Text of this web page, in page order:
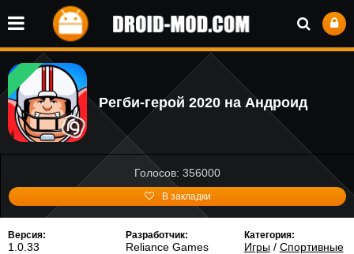
Регби-герой 2020 на Андроид
Голосов: 356000
В закладки
Версия:
1.0.33
Разработчик:
Reliance Games
Категория:
Игры/ Спортивные